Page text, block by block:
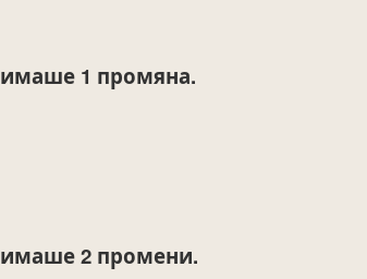
имаше 1 промяна.
имаше 2 промени.